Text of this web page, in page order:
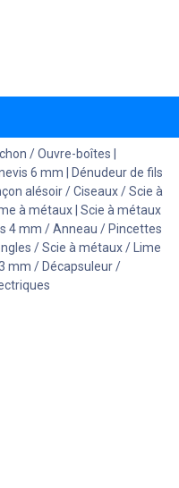
/ Ouvre-boîtes |
6 mm | Dénudeur de fils
alésoir / Ciseaux / Scie à
à métaux | Scie à métaux
4 mm / Anneau / Pincettes
/ Scie à métaux / Lime
mm / Décapsuleur /